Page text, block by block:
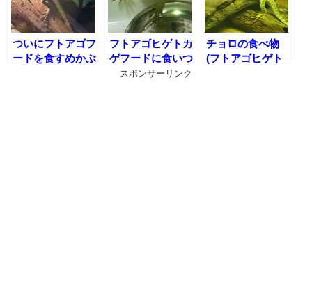
ついにフトアゴフ
ードを食すめかぶ
フトアゴヒゲトカ
ゲフードに食いつ
いたチョロ(フト
チョロの食べ物
(フトアゴヒゲト
スポンサーリンク